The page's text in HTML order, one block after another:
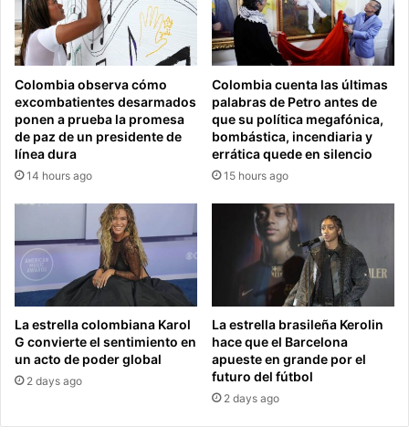
Colombia observa cómo
excombatientes desarmados
ponen a prueba la promesa
de paz de un presidente de
línea dura
14 hours ago
Colombia cuenta las últimas
palabras de Petro antes de
que su política megafónica,
bombástica, incendiaria y
errática quede en silencio
15 hours ago
La estrella colombiana Karol
G convierte el sentimiento en
un acto de poder global
2 days ago
La estrella brasileña Kerolin
hace que el Barcelona
apueste en grande por el
futuro del fútbol
2 days ago